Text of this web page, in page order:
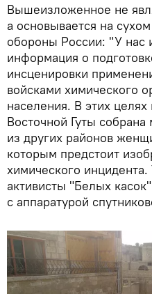
Вышеизложенное не
а основывается на
обороны России: "У нас
информация о
инсценировки
войсками химического
населения. В этих
Восточной Гуты
из других районов
которым предстоит
химического
активисты "Белых
с аппаратурой